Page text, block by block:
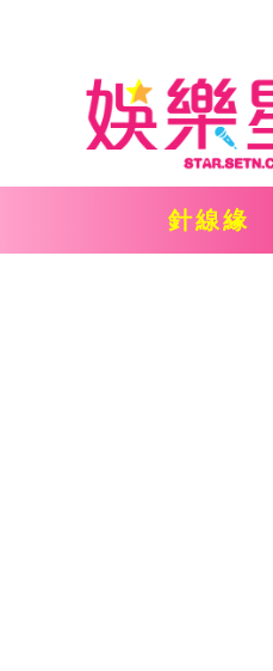
針線緣